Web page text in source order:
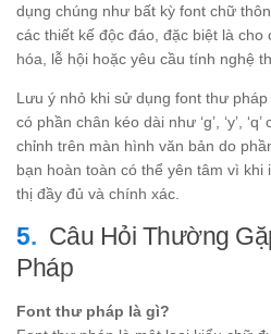
dụng chúng như bất kỳ font chữ
các thiết kế độc đáo, đặc biệt là
hóa, lễ hội hoặc yêu cầu tính nghệ
Lưu ý nhỏ khi sử dụng font thư
có phần chân kéo dài như ‘g’, ‘y’,
chỉnh trên màn hình văn bản do
bạn hoàn toàn có thể yên tâm vì khi
thị đầy đủ và chính xác.
Câu Hỏi Thường
Pháp
Font thư pháp là gì?